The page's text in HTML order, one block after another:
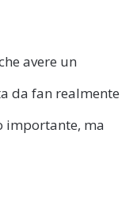
avere un
da fan realmente
importante, ma